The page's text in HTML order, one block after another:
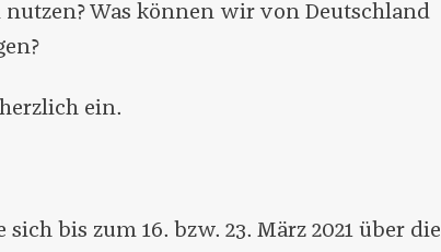
Was können wir von Deutschland
ein.
bis zum 16. bzw. 23. März 2021 über die